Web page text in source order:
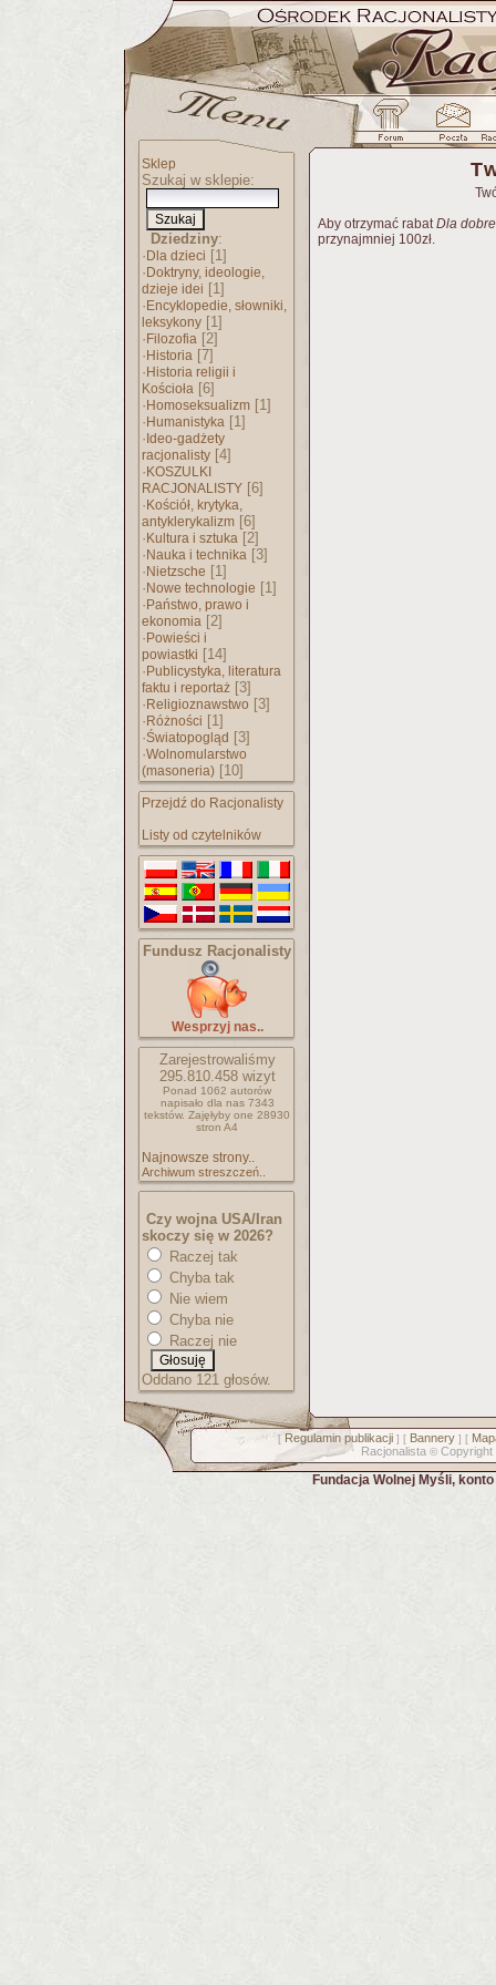
Sklep
Szukaj w sklepie:
Dziedziny:
· Dla dzieci [1]
· Doktryny, ideologie,
dzieje idei [1]
· Encyklopedie, słowniki,
leksykony [1]
· Filozofia [2]
· Historia [7]
· Historia religii i
Kościoła [6]
· Homoseksualizm [1]
· Humanistyka [1]
· Ideo-gadżety
racjonalisty [4]
· KOSZULKI
RACJONALISTY [6]
· Kościół, krytyka,
antyklerykalizm [6]
· Kultura i sztuka [2]
· Nauka i technika [3]
· Nietzsche [1]
· Nowe technologie [1]
· Państwo, prawo i
ekonomia [2]
· Powieści i
powiastki [14]
· Publicystyka, literatura
faktu i reportaż [3]
· Religioznawstwo [3]
· Różności [1]
·Światopogląd [3]
·Wolnomularstwo
(masoneria) [10]
Przejdź do Racjonalisty
Listy od czytelników
Fundusz Racjonalisty
Wesprzyj nas..
Zarejestrowaliśmy
295.810.458wizyt
Ponad 1062 autorów
napisało dla nas 7343
tekstów. Zajęłyby one 28930
stron A4
Najnowsze strony..
Archiwum streszczeń..
Czy wojna USA/Iran
skoczy się w 2026?
Raczej tak
Chyba tak
Nie wiem
Chyba nie
Raczej nie
Oddano 121 głosów.
Aby otrzymać rabatDla
przynajmniej 100zł.
[ Regulamin publikacji] [ Bannery] [
Racjonalista © Copyright
Fundacja Wolnej Myśli,